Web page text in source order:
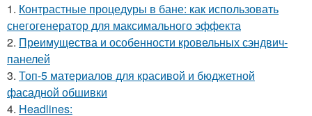
1. Контрастные процедуры в бане: как использовать
снегогенератор для максимального эффекта
2. Преимущества и особенности кровельных сэндвич-
панелей
3. Топ-5 материалов для красивой и бюджетной
фасадной обшивки
4. Headlines: